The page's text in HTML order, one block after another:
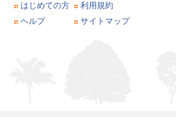
はじめての方
利用規約
ヘルプ
サイトマップ